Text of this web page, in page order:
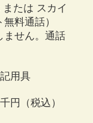
たは スカイ
料通話）
せん。通話
用具
円（税込）